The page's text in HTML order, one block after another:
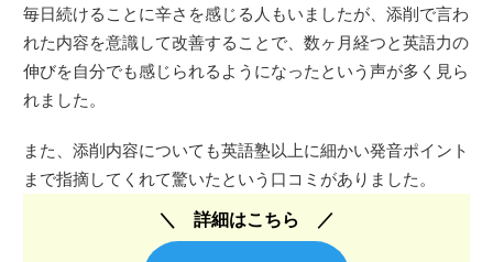
毎日続けることに辛さを感じる人もいましたが、添削で言わ
れた内容を意識して改善することで、数ヶ月経つと英語力の
伸びを自分でも感じられるようになったという声が多く見ら
れました。
また、添削内容についても英語塾以上に細かい発音ポイント
まで指摘してくれて驚いたという口コミがありました。
詳細はこちら